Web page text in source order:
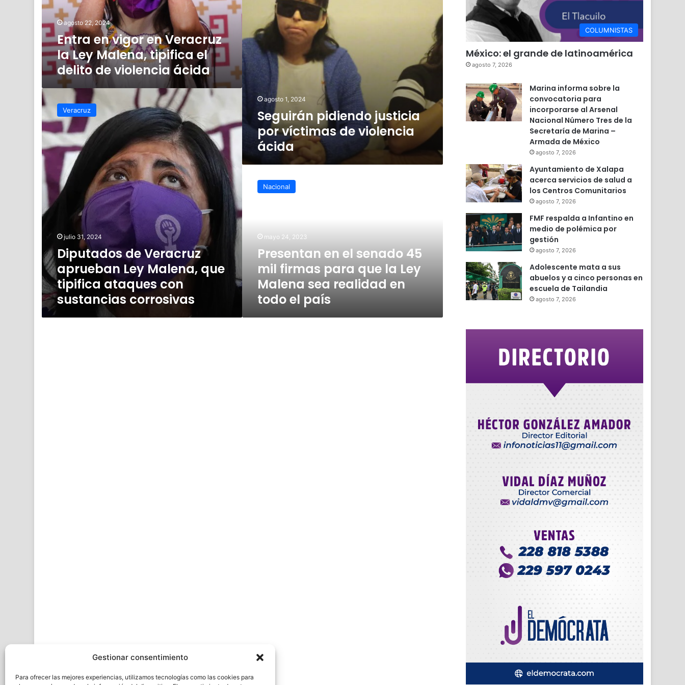
Gestionar consentimiento
Para ofrecer las mejores experiencias, utilizamos tecnologías como las cookies para
Ley
Malena,
tipifica
el
delito
de
violencia
ácida
agosto 22, 2024
Entra en vigor en Veracruz
la Ley Malena, tipifica el
delito de violencia ácida
violencia
ácida
agosto 1, 2024
Seguirán pidiendo justicia
por víctimas de violencia
ácida
Diputados
de
Veracruz
aprueban
Ley
Malena,
que
tipifica
ataques
con
sustancias
corrosivas
Veracruz
julio 31, 2024
Diputados de Veracruz
aprueban Ley Malena, que
tipifica ataques con
sustancias corrosivas
45
firmas
Ley
Malena
en
Nacional
mayo 24, 2023
Presentan en el senado 45
mil firmas para que la Ley
Malena sea realidad en
todo el país
COLUMNISTAS
México: el grande de latinoamérica
agosto 7, 2026
Marina informa sobre la
convocatoria para
incorporarse al Arsenal
Nacional Número Tres de la
Secretaría de Marina –
Armada de México
agosto 7, 2026
Ayuntamiento de Xalapa
acerca servicios de salud a
los Centros Comunitarios
agosto 7, 2026
FMF respalda a Infantino en
medio de polémica por
gestión
agosto 7, 2026
Adolescente mata a sus
abuelos y a cinco personas en
escuela de Tailandia
agosto 7, 2026